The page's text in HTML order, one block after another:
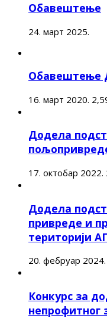
Обавештење
24. март 2025.
Обавештење
16. март 2020.
Додела
17. октобар 2022.
Додела
привреде и
територији
20. фебруар 2024.
Конкурс за
непрофитног